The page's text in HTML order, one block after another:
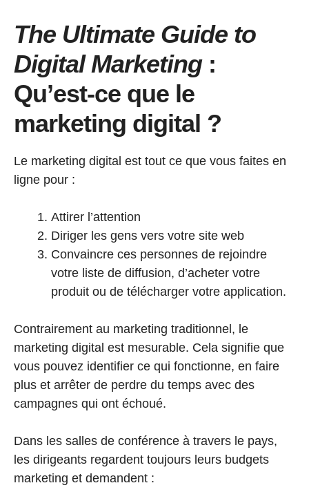
The Ultimate Guide to
Digital Marketing:
Qu’est-ce que le
marketing digital ?
Le marketing digital est tout ce que vous faites en
ligne pour :
Attirer l’attention
Diriger les gens vers votre site web
Convaincre ces personnes de rejoindre
votre liste de diffusion, d’acheter votre
produit ou de télécharger votre application.
Contrairement au marketing traditionnel, le
marketing digital est mesurable. Cela signifie que
vous pouvez identifier ce qui fonctionne, en faire
plus et arrêter de perdre du temps avec des
campagnes qui ont échoué.
Dans les salles de conférence à travers le pays,
les dirigeants regardent toujours leurs budgets
marketing et demandent :